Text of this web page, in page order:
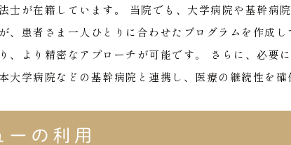
士が在籍しています。
当院でも、大学病院や基幹病院
、患者さま一人ひとりに合わせたプログラムを作成し
より精密なアプローチが可能です。
さらに、必要に
大学病院などの基幹病院と連携し、医療の継続性を確
ーの利用